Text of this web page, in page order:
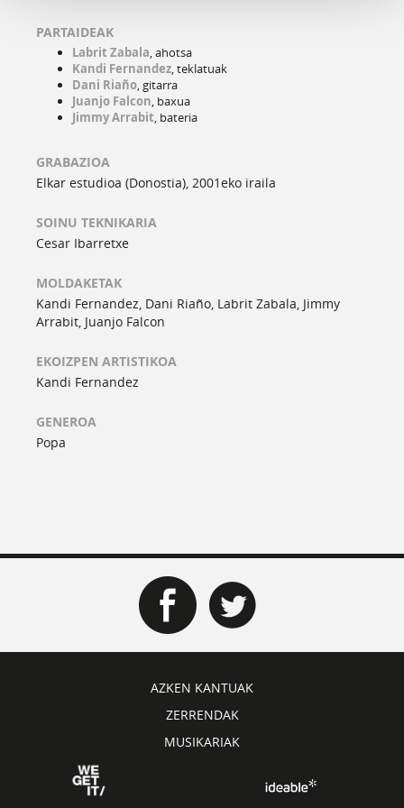
PARTAIDEAK
Labrit Zabala, ahotsa
Kandi Fernandez, teklatuak
Dani Riaño, gitarra
Juanjo Falcon, baxua
Jimmy Arrabit, bateria
GRABAZIOA
Elkar estudioa (Donostia), 2001eko iraila
SOINU TEKNIKARIA
Cesar Ibarretxe
MOLDAKETAK
Kandi Fernandez, Dani Riaño, Labrit Zabala, Jimmy
Arrabit, Juanjo Falcon
EKOIZPEN ARTISTIKOA
Kandi Fernandez
GENEROA
Popa
AZKEN KANTUAK
ZERRENDAK
MUSIKARIAK